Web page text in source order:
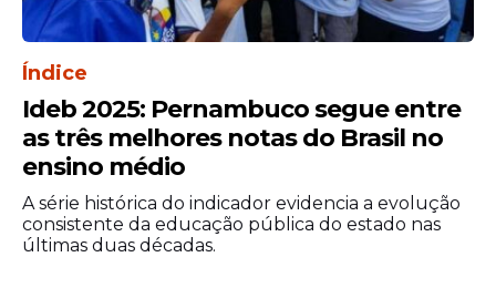
envio do auto, para subsidiar o trabalho do
Promotor de Justiça que atuou na
audiência de custódia realizada nesta
quarta-feira (22).
Índice
Ideb 2025: Pernambuco segue entre
as três melhores notas do Brasil no
ensino médio
A série histórica do indicador evidencia a evolução
consistente da educação pública do estado nas
últimas duas décadas.